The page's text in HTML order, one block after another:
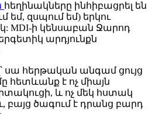
հեղինակները ինհիբացրել են
եմ, զսպում եմ) երկու
MDI-ի կենսաբան Ջարոդ
արդյունքն
հերթական անգամ ցույց
հետևանք է ոչ միայն
և ոչ մեկ հստակ
բայց ծագում է դրանց բարդ